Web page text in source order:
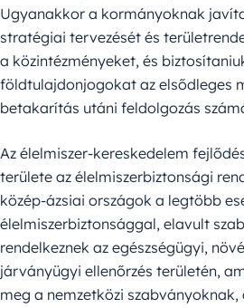
Ugyanakkor a kormányoknak
stratégiai tervezését és
a közintézményeket, és
földtulajdonjogokat az elsődleges
betakarítás utáni feldolgozás
Az élelmiszer-kereskedelem
területe az élelmiszerbiztonsági
közép-ázsiai országok a legtöbb
élelmiszerbiztonsággal, elavult
rendelkeznek az egészségügyi,
járványügyi ellenőrzés területén,
meg a nemzetközi